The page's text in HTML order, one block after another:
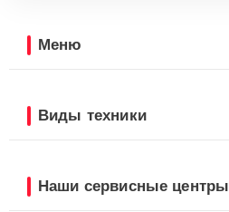
Меню
Виды техники
Наши сервисные центры